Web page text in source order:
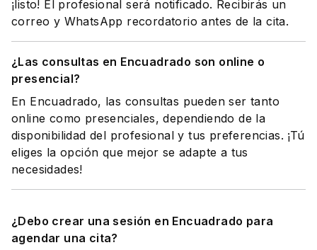
¡listo! El profesional será notificado. Recibirás un
correo y WhatsApp recordatorio antes de la cita.
¿Las consultas en Encuadrado son online o
presencial?
En Encuadrado, las consultas pueden ser tanto
online como presenciales, dependiendo de la
disponibilidad del profesional y tus preferencias. ¡Tú
eliges la opción que mejor se adapte a tus
necesidades!
¿Debo crear una sesión en Encuadrado para
agendar una cita?